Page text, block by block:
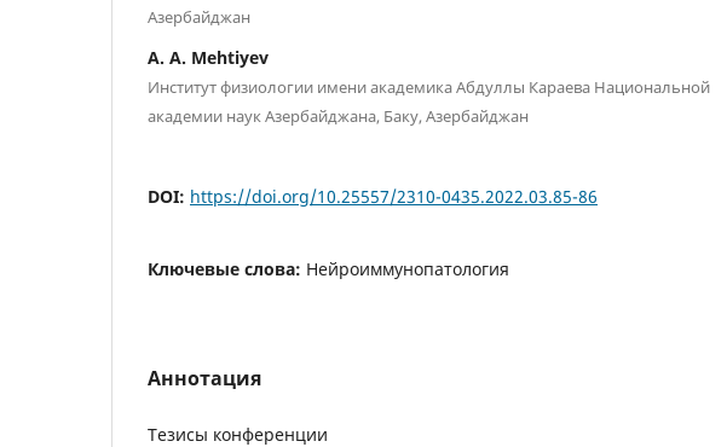
Азербайджан
A. A. Mehtiyev
Институт физиологии имени академика Абдуллы Караева Национальной
академии наук Азербайджана, Баку, Азербайджан
DOI: https://doi.org/10.25557/2310-0435.2022.03.85-86
Ключевые слова: Нейроиммунопатология
Аннотация
Тезисы конференции